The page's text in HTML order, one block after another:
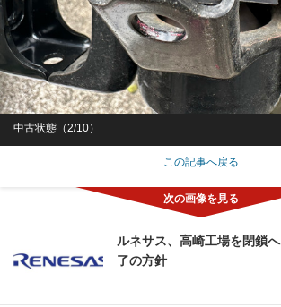
中古状態（2/10）
この記事へ戻る
ルネサス、高崎工場を閉鎖
了の方針